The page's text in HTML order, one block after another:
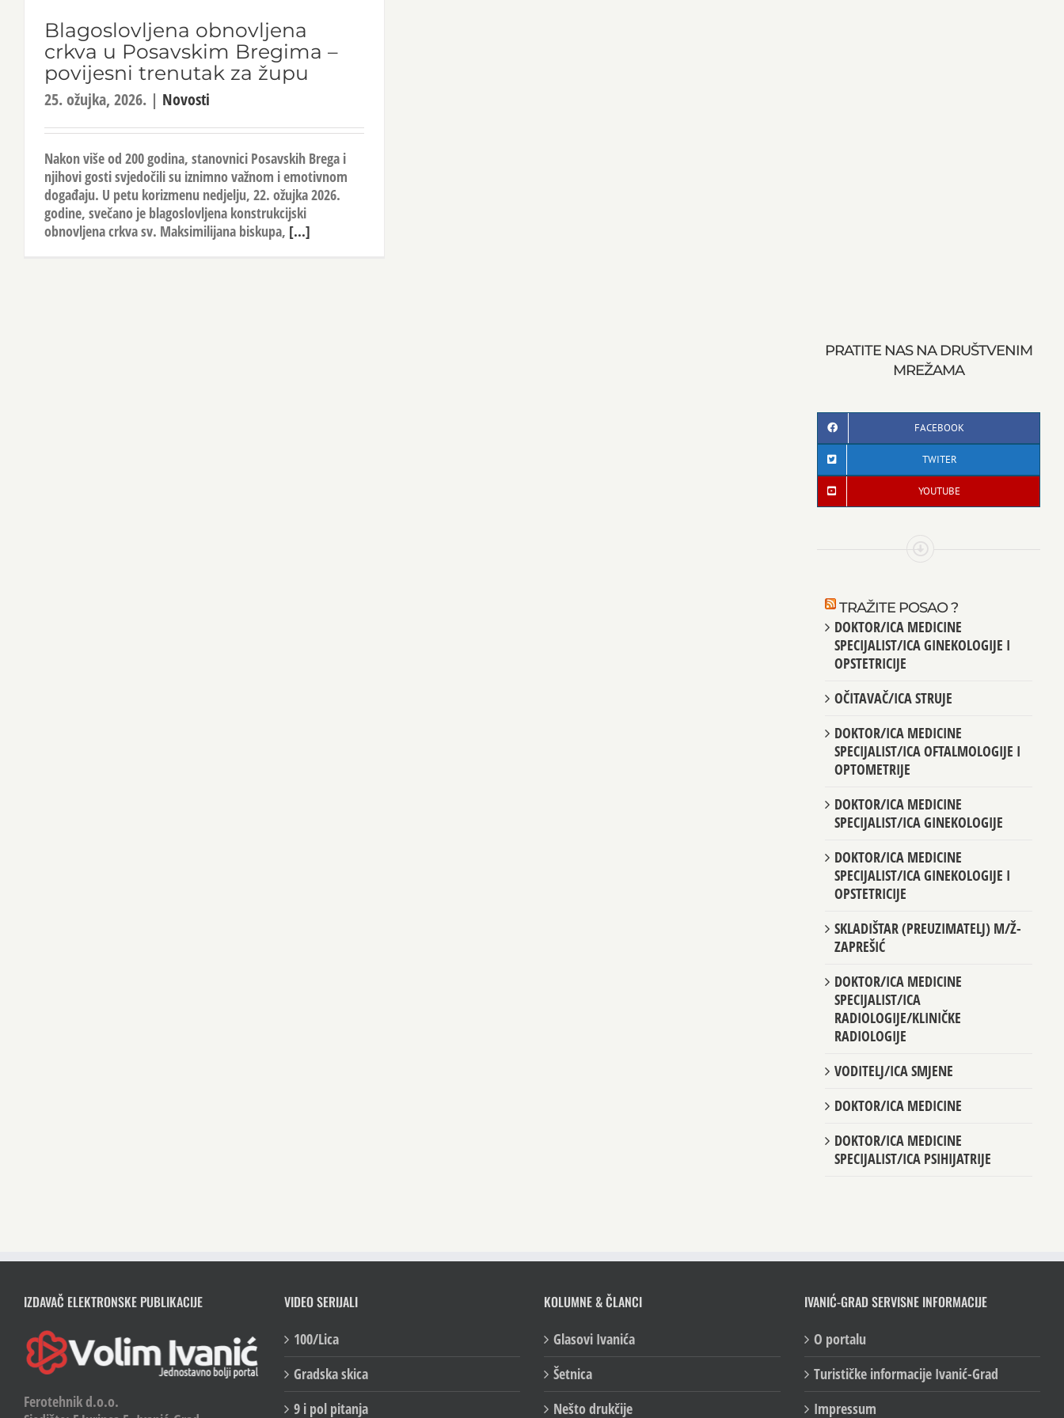
Blagoslovljena obnovljena
crkva u Posavskim Bregima –
povijesni trenutak za župu
25. ožujka, 2026. | Novosti
Nakon više od 200 godina, stanovnici Posavskih Brega i
njihovi gosti svjedočili su iznimno važnom i emotivnom
događaju. U petu korizmenu nedjelju, 22. ožujka 2026.
godine, svečano je blagoslovljena konstrukcijski
obnovljena crkva sv. Maksimilijana biskupa, [...]
PRATITE NAS NA DRUŠTVENIM
MREŽAMA
FACEBOOK
TWITER
YOUTUBE
TRAŽITE POSAO ?
DOKTOR/ICA MEDICINE
SPECIJALIST/ICA GINEKOLOGIJE I
OPSTETRICIJE
OČITAVAČ/ICA STRUJE
DOKTOR/ICA MEDICINE
SPECIJALIST/ICA OFTALMOLOGIJE I
OPTOMETRIJE
DOKTOR/ICA MEDICINE
SPECIJALIST/ICA GINEKOLOGIJE
DOKTOR/ICA MEDICINE
SPECIJALIST/ICA GINEKOLOGIJE I
OPSTETRICIJE
SKLADIŠTAR (PREUZIMATELJ) M/Ž-
ZAPREŠIĆ
DOKTOR/ICA MEDICINE
SPECIJALIST/ICA
RADIOLOGIJE/KLINIČKE
RADIOLOGIJE
VODITELJ/ICA SMJENE
DOKTOR/ICA MEDICINE
DOKTOR/ICA MEDICINE
SPECIJALIST/ICA PSIHIJATRIJE
IZDAVAČ ELEKTRONSKE PUBLIKACIJE
Ferotehnik d.o.o.
VIDEO SERIJALI
100/Lica
Gradska skica
9 i pol pitanja
KOLUMNE & ČLANCI
Glasovi Ivanića
Šetnica
Nešto drukčije
IVANIĆ-GRAD SERVISNE INFORMACIJE
O portalu
Turističke informacije Ivanić-Grad
Impressum